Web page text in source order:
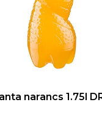
narancs 1.75l